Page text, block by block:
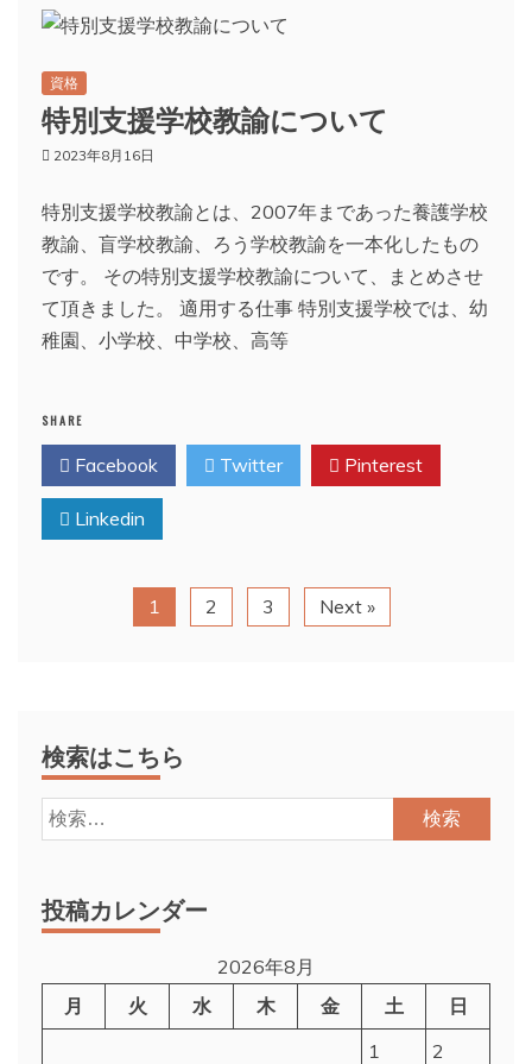
資格
特別支援学校教諭について
2023年8月16日
特別支援学校教諭とは、2007年まであった養護学校
教諭、盲学校教諭、ろう学校教諭を一本化したもの
です。 その特別支援学校教諭について、まとめさせ
て頂きました。 適用する仕事 特別支援学校では、幼
稚園、小学校、中学校、高等
SHARE
Facebook Twitter Pinterest
Linkedin
1 2 3 Next »
検索はこちら
検
索:
投稿カレンダー
2026年8月
月
火 水 木 金 土
日
1
2